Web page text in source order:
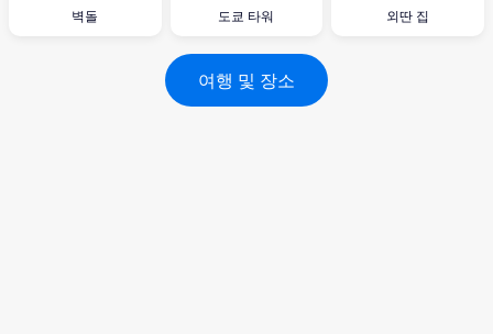
벽돌 도쿄 타워 외딴 집
여행 및 장소